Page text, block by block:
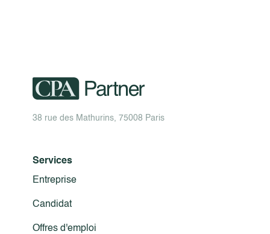
38 rue des Mathurins, 75008 Paris
Services
Entreprise
Candidat
Offres d'emploi